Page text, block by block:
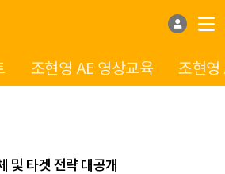
조현영 AE 영상교육 조현영
및 타겟 전략 대공개